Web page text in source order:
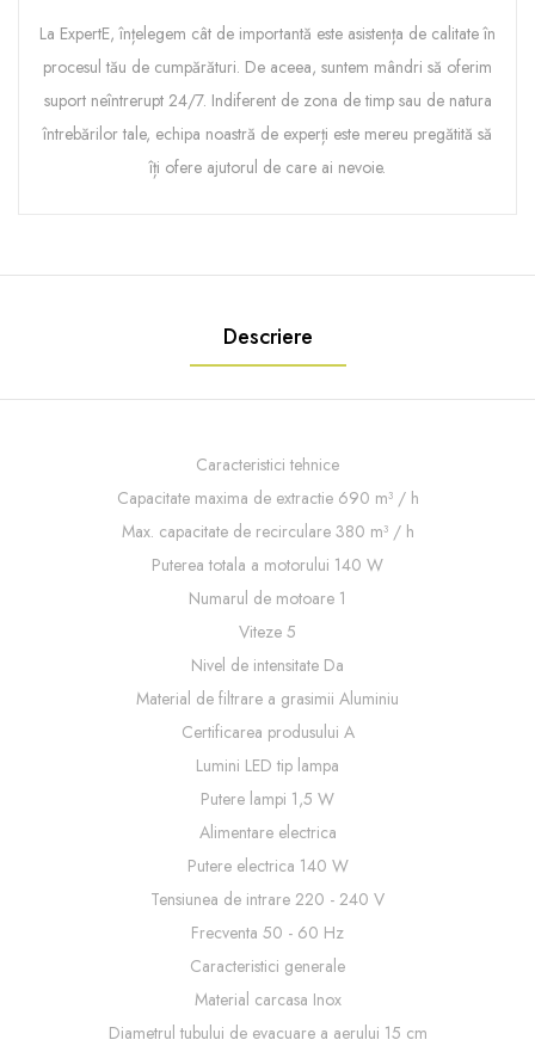
La ExpertE, înțelegem cât de importantă este asistența de calitate în
procesul tău de cumpărături. De aceea, suntem mândri să oferim
suport neîntrerupt 24/7. Indiferent de zona de timp sau de natura
întrebărilor tale, echipa noastră de experți este mereu pregătită să
îți ofere ajutorul de care ai nevoie.
Descriere
Caracteristici tehnice
Capacitate maxima de extractie 690 m³ / h
Max. capacitate de recirculare 380 m³ / h
Puterea totala a motorului 140 W
Numarul de motoare 1
Viteze 5
Nivel de intensitate Da
Material de filtrare a grasimii Aluminiu
Certificarea produsului A
Lumini LED tip lampa
Putere lampi 1,5 W
Alimentare electrica
Putere electrica 140 W
Tensiunea de intrare 220 - 240 V
Frecventa 50 - 60 Hz
Caracteristici generale
Material carcasa Inox
Diametrul tubului de evacuare a aerului 15 cm